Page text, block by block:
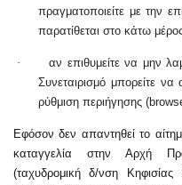
πραγματοποιείτε με την
παρατίθεται στο κάτω
·
αν επιθυμείτε να μην
Συνεταιρισμό μπορείτε
ρύθμιση περιήγησης
Εφόσον δεν απαντηθεί το
καταγγελία στην Αρχή
(ταχυδρομική δ/νση